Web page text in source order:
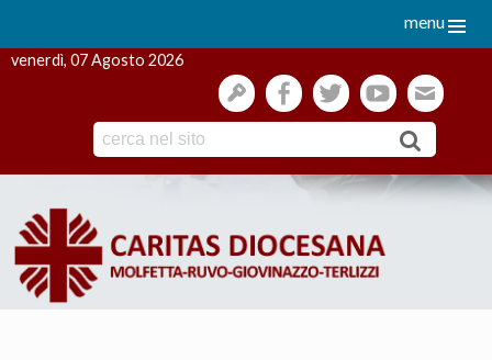
menu
venerdì, 07 Agosto 2026
gestionefacebooktwitteryoutube
Skip